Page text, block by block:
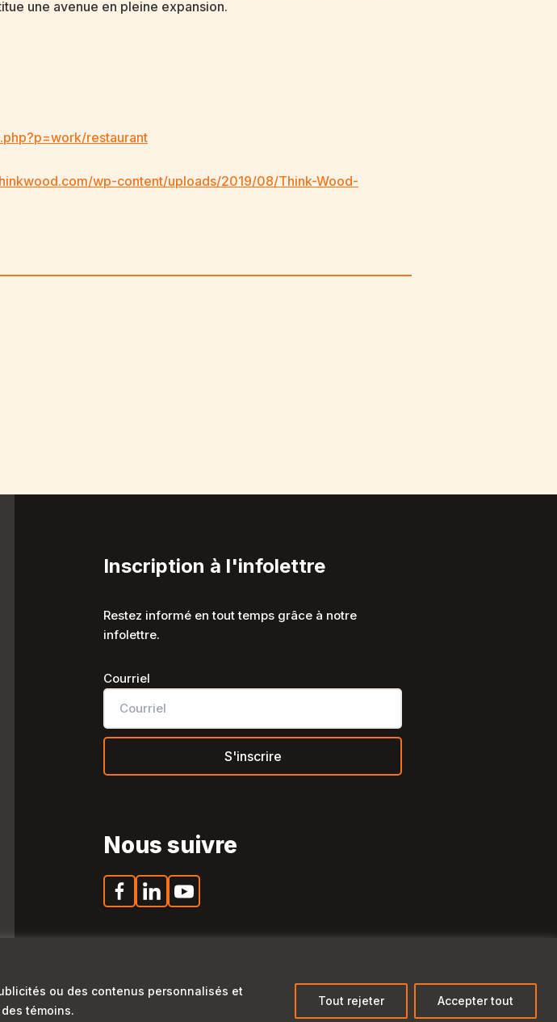
ou des contenus personnalisés et
témoins.
Tout rejeter Accepter tout
une avenue en pleine expansion.
restaurant
wp-content/uploads/2019/08/Think-Wood-
Inscription à l'infolettre
Restez informé en tout temps grâce à notre
infolettre.
Courriel
Nous suivre
Politique de confidentialité